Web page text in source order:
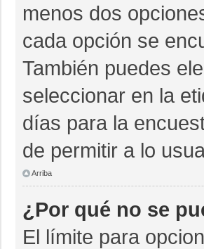
menos dos
cada opción se
También puedes
seleccionar en la
días para la
de permitir a lo
Arriba
¿Por qué no se
El límite para